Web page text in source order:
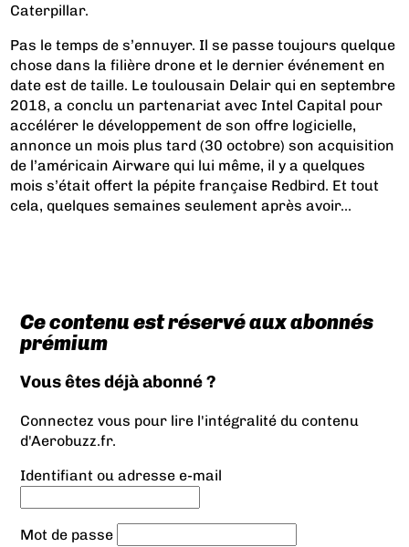
Caterpillar.
Pas le temps de s’ennuyer. Il se passe toujours quelque
chose dans la filière drone et le dernier événement en
date est de taille. Le toulousain Delair qui en septembre
2018, a conclu un partenariat avec Intel Capital pour
accélérer le développement de son offre logicielle,
annonce un mois plus tard (30 octobre) son acquisition
de l’américain Airware qui lui même, il y a quelques
mois s’était offert la pépite française Redbird. Et tout
cela, quelques semaines seulement après avoir...
Ce contenu est réservé aux abonnés
prémium
Vous êtes déjà abonné ?
Connectez vous pour lire l'intégralité du contenu
d'Aerobuzz.fr.
Identifiant ou adresse e-mail
Mot de passe